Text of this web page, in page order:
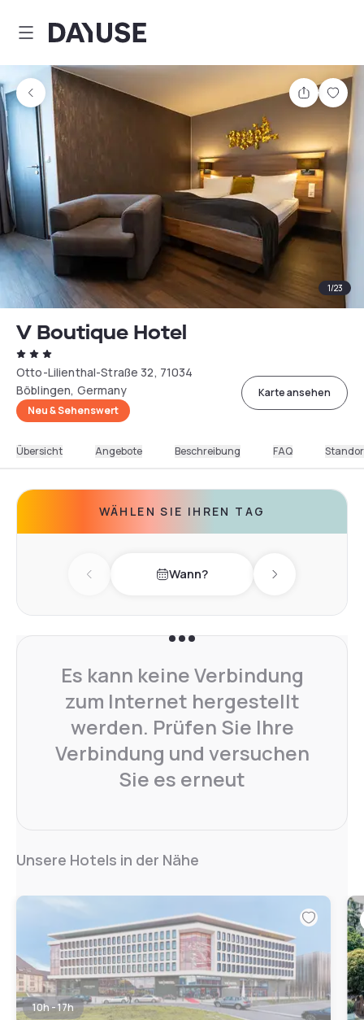
Dayuse
Teilen
1/23
V Boutique Hotel
Otto-Lilienthal-Straße 32, 71034
Böblingen, Germany
Neu & Sehenswert
Karte ansehen
Übersicht Angebote Beschreibung FAQ
WÄHLEN SIE IHREN TAG
Previous day Wann? Next day
Es kann keine Verbindung
zum Internet hergestellt
werden. Prüfen Sie Ihre
Verbindung und versuchen
Sie es erneut
Unsere Hotels in der Nähe
10h - 17h